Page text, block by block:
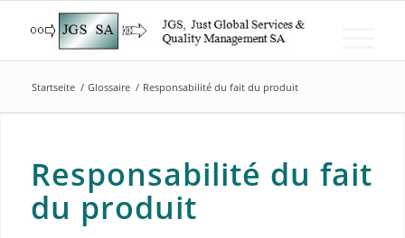
Startseite / Glossaire / Responsabilité du fait du produit
Responsabilité du fait
du produit